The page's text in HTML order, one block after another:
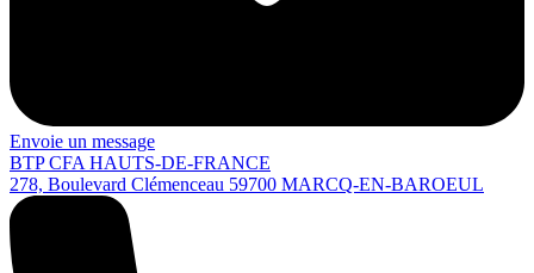
Envoie un message
BTP CFA HAUTS-DE-FRANCE
278, Boulevard Clémenceau 59700 MARCQ-EN-BAROEUL